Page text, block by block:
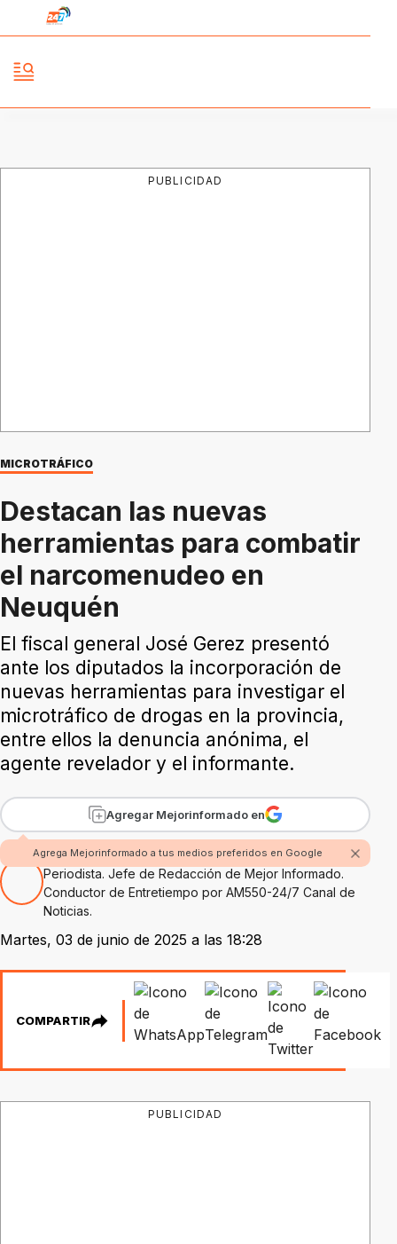
PUBLICIDAD
MICROTRÁFICO
Destacan las nuevas
herramientas para combatir
el narcomenudeo en
Neuquén
El fiscal general José Gerez presentó
ante los diputados la incorporación de
nuevas herramientas para investigar el
microtráfico de drogas en la provincia,
entre ellos la denuncia anónima, el
agente revelador y el informante.
Agregar Mejorinformado en
Agrega Mejorinformado a tus medios preferidos en Google
Por Pablo Montanaro
Periodista. Jefe de Redacción de Mejor Informado.
Conductor de Entretiempo por AM550-24/7 Canal de
Noticias.
Martes, 03 de junio de 2025 a las 18:28
COMPARTIR
PUBLICIDAD